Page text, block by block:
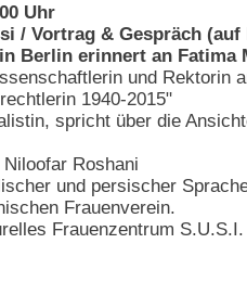
Uhr
/ Vortrag & Gespräch
Berlin erinnert an
und Rektorin
1940-2015"
spricht über die
Roshani
und persischer
Frauenverein.
Frauenzentrum S.U.S.I.